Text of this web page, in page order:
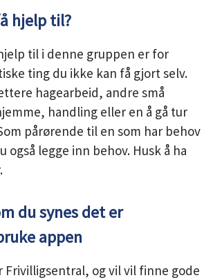
hjelp til?
til i denne gruppen er for
ting du ikke kan få gjort selv.
hagearbeid, andre små
handling eller en å gå tur
pårørende til en som har behov
også legge inn behov. Husk å ha
du synes det er
appen
og vil vil finne gode